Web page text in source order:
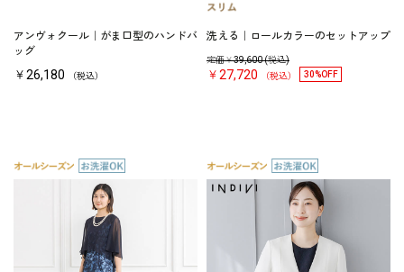
アンヴォクール｜がま口型のハンドバ
ッグ
￥26,180 （税込）
洗える｜ロールカラーのセットアップ
定価￥39,600(税込)
￥27,720 （税込） 30%OFF